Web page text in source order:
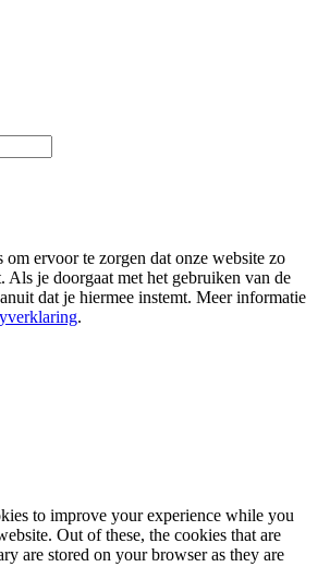
om ervoor te zorgen dat onze website zo
Als je doorgaat met het gebruiken van de
dat je hiermee instemt. Meer informatie
.
to improve your experience while you
Out of these, the cookies that are
are stored on your browser as they are